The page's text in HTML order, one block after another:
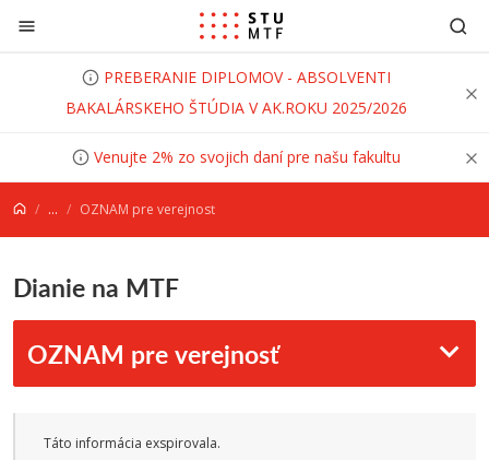
Prejsť na obsah
PREBERANIE DIPLOMOV - ABSOLVENTI
BAKALÁRSKEHO ŠTÚDIA V AK.ROKU 2025/2026
Venujte 2% zo svojich daní pre našu fakultu
... OZNAM pre verejnosť
Dianie na MTF
OZNAM pre verejnosť
Táto informácia exspirovala.